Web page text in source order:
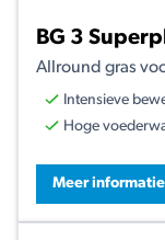
BG 3
Allround gras
Intensieve
Hoge
Meer informatie